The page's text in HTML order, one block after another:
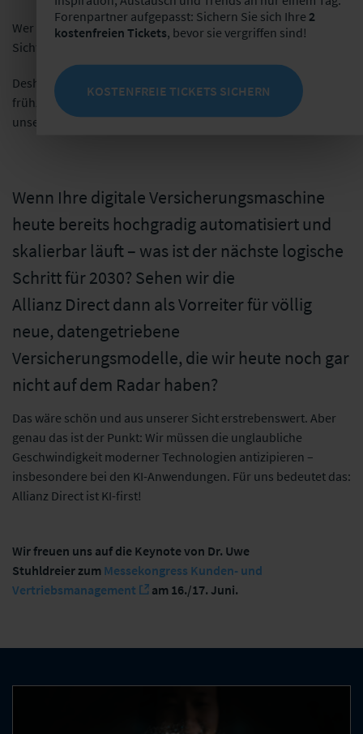
Wer in den Antworten der KI nicht vorkommt, verliert
Sichtbarkeit.
Deshalb arbeiten wir aktiv an unserer KI-Sichtbarkeit, schaffen
frühzeitig eine eigene Präsenz in KI-Ökosystemen und sichern
unsere Markenrelevanz in einer neuen Suchlogik.
Wenn Ihre digitale Versicherungsmaschine
heute bereits hochgradig automatisiert und
skalierbar läuft – was ist der nächste logische
Schritt für 2030? Sehen wir die
Allianz Direct dann als Vorreiter für völlig
neue, datengetriebene
Versicherungsmodelle, die wir heute noch gar
nicht auf dem Radar haben?
Das wäre schön und aus unserer Sicht erstrebenswert. Aber
genau das ist der Punkt: Wir müssen die unglaubliche
Geschwindigkeit moderner Technologien antizipieren –
insbesondere bei den KI-Anwendungen. Für uns bedeutet das:
Allianz Direct ist KI-first!
Wir freuen uns auf die Keynote von Dr. Uwe
Stuhldreier zum Messekongress Kunden- und
Vertriebsmanagement
am 16./17. Juni.
Forenpartner aufgepasst: Sichern Sie sich Ihre 2
kostenfreien Tickets, bevor sie vergriffen sind!
KOSTENFREIE TICKETS SICHERN